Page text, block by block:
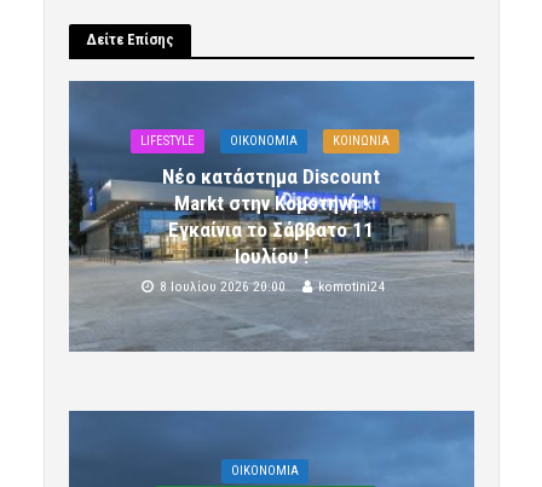
Δείτε Επίσης
LIFESTYLE OIKONOMIA ΚΟΙΝΩΝΙΑ
Νέο κατάστημα Discount
Markt στην Κομοτηνή !
Εγκαίνια το Σάββατο 11
Ιουλίου !
8 Ιουλίου 2026 20:00 komotini24
OIKONOMIA